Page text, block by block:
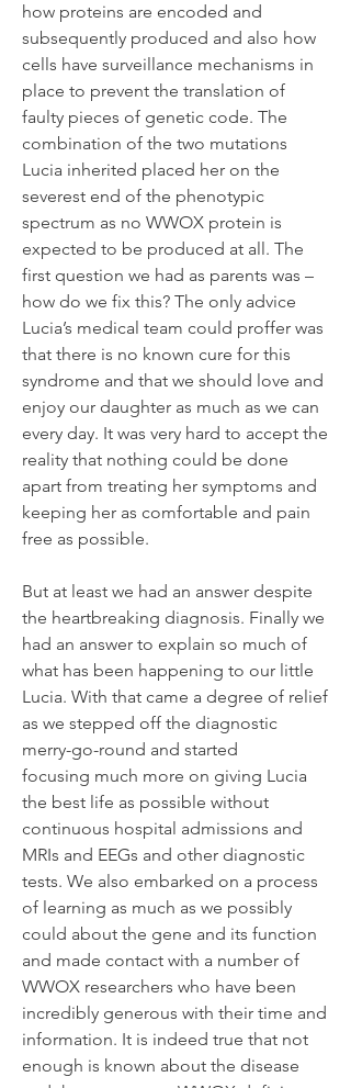
how proteins are encoded and
subsequently produced and also how
cells have surveillance mechanisms in
place to prevent the translation of
faulty pieces of genetic code. The
combination of the two mutations
Lucia inherited placed her on the
severest end of the phenotypic
spectrum as no WWOX protein is
expected to be produced at all. The
first question we had as parents was –
how do we fix this? The only advice
Lucia’s medical team could proffer was
that there is no known cure for this
syndrome and that we should love and
enjoy our daughter as much as we can
every day. It was very hard to accept the
reality that nothing could be done
apart from treating her symptoms and
keeping her as comfortable and pain
free as possible.
But at least we had an answer despite
the heartbreaking diagnosis. Finally we
had an answer to explain so much of
what has been happening to our little
Lucia. With that came a degree of relief
as we stepped off the diagnostic
merry-go-round and started
focusing much more on giving Lucia
the best life as possible without
continuous hospital admissions and
MRIs and EEGs and other diagnostic
tests. We also embarked on a process
of learning as much as we possibly
could about the gene and its function
and made contact with a number of
WWOX researchers who have been
incredibly generous with their time and
information. It is indeed true that not
enough is known about the disease